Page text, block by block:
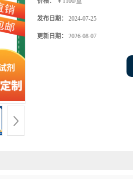
发布日期： 2024-07-25
更新日期： 2026-08-07